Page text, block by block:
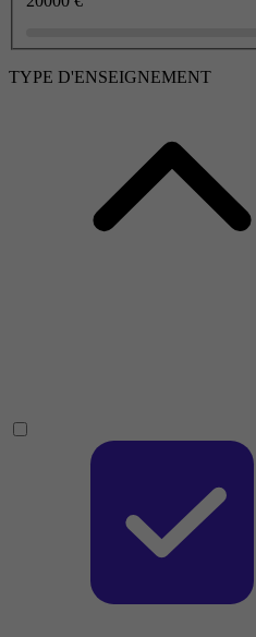
TYPE D'ENSEIGNEMENT